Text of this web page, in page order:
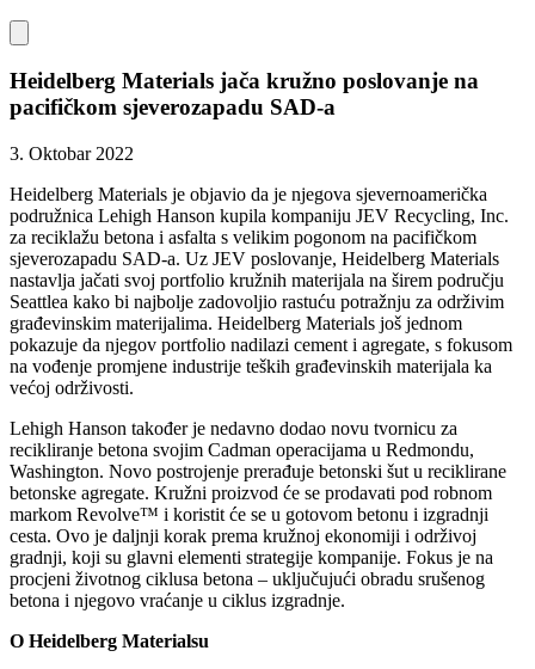
Heidelberg Materials jača kružno poslovanje na
pacifičkom sjeverozapadu SAD-a
3. Oktobar 2022
Heidelberg Materials je objavio da je njegova sjevernoamerička
podružnica Lehigh Hanson kupila kompaniju JEV Recycling, Inc.
za reciklažu betona i asfalta s velikim pogonom na pacifičkom
sjeverozapadu SAD-a. Uz JEV poslovanje, Heidelberg Materials
nastavlja jačati svoj portfolio kružnih materijala na širem području
Seattlea kako bi najbolje zadovoljio rastuću potražnju za održivim
građevinskim materijalima. Heidelberg Materials još jednom
pokazuje da njegov portfolio nadilazi cement i agregate, s fokusom
na vođenje promjene industrije teških građevinskih materijala ka
većoj održivosti.
Lehigh Hanson također je nedavno dodao novu tvornicu za
recikliranje betona svojim Cadman operacijama u Redmondu,
Washington. Novo postrojenje prerađuje betonski šut u reciklirane
betonske agregate. Kružni proizvod će se prodavati pod robnom
markom Revolve™ i koristit će se u gotovom betonu i izgradnji
cesta. Ovo je daljnji korak prema kružnoj ekonomiji i održivoj
gradnji, koji su glavni elementi strategije kompanije. Fokus je na
procjeni životnog ciklusa betona – uključujući obradu srušenog
betona i njegovo vraćanje u ciklus izgradnje.
O Heidelberg Materialsu